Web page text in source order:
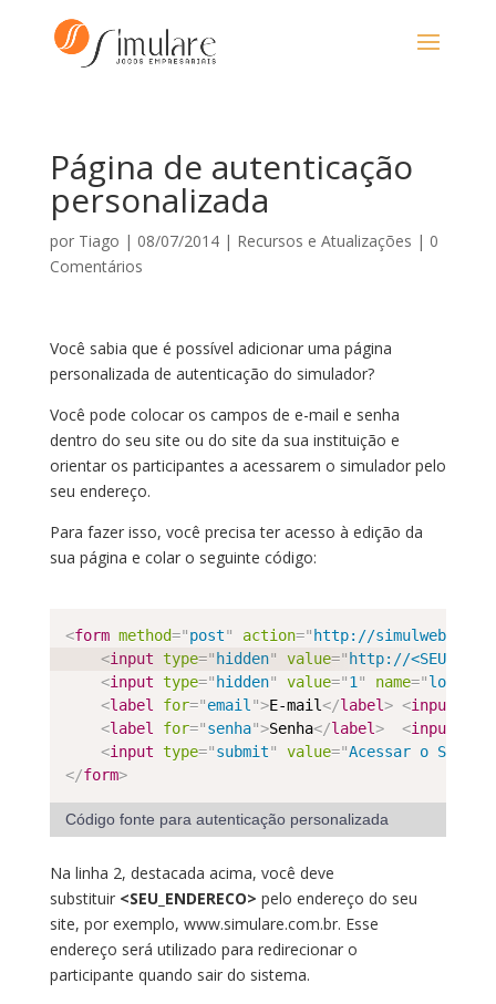
Página de autenticação
personalizada
por Tiago | 08/07/2014| Recursos e Atualizações | 0
Comentários
Você sabia que é possível adicionar uma página
personalizada de autenticação do simulador?
Você pode colocar os campos de e-mail e senha
dentro do seu site ou do site da sua instituição e
orientar os participantes a acessarem o simulador pelo
seu endereço.
Para fazer isso, você precisa ter acesso à edição da
sua página e colar o seguinte código:
<form method="post" action=" http://
<input type=" hidden" value=" http://
<input type=" hidden" value="1 " name="
<label for="email ">E-mail</label> <input
<label for="senha">Senha</label> <input
<input type="submit" value="Acessar o
</form>
Código fonte para autenticação personalizada
Na linha 2, destacada acima, você deve
substituir <SEU_ENDERECO> pelo endereço do seu
site, por exemplo, www.simulare.com.br. Esse
endereço será utilizado para redirecionar o
participante quando sair do sistema.